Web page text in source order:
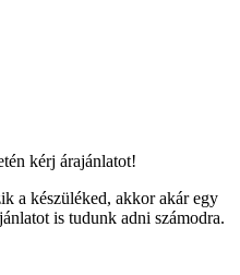
kérj árajánlatot!
a készüléked, akkor akár egy
is tudunk adni számodra.